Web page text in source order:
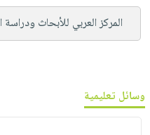
المركز العربي للأبحاث
وسائل تعليمية